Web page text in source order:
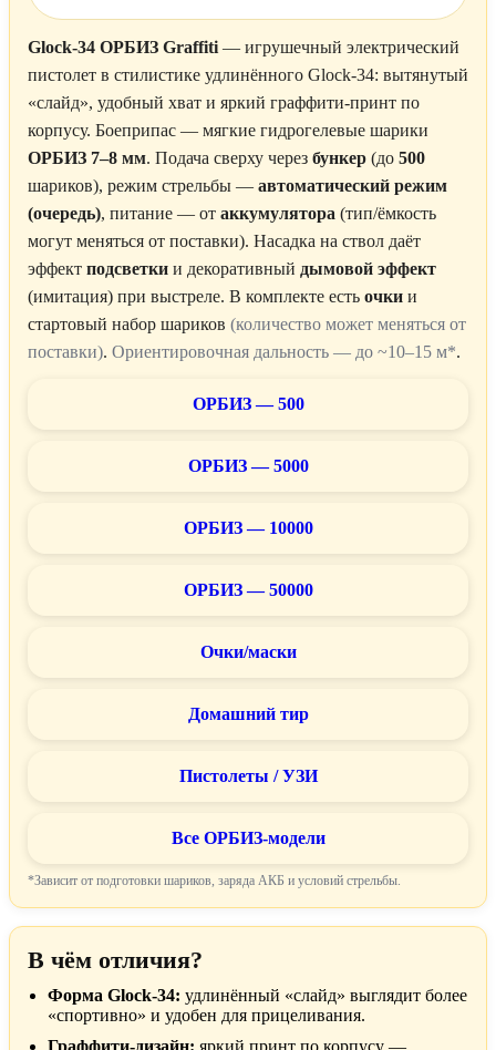
Glock-34 ОРБИЗ Graffiti — игрушечный электрический
пистолет в стилистике удлинённого Glock-34: вытянутый
«слайд», удобный хват и яркий граффити-принт по
корпусу. Боеприпас — мягкие гидрогелевые шарики
ОРБИЗ 7–8 мм. Подача сверху через бункер (до 500
шариков), режим стрельбы — автоматический режим
(очередь), питание — от аккумулятора (тип/ёмкость
могут меняться от поставки). Насадка на ствол даёт
эффект подсветки и декоративный дымовой эффект
(имитация) при выстреле. В комплекте есть очки и
стартовый набор шариков (количество может меняться от
поставки). Ориентировочная дальность — до ~10–15 м*.
ОРБИЗ — 500
ОРБИЗ — 5000
ОРБИЗ — 10000
ОРБИЗ — 50000
Очки/маски
Домашний тир
Пистолеты / УЗИ
Все ОРБИЗ-модели
*Зависит от подготовки шариков, заряда АКБ и условий стрельбы.
В чём отличия?
Форма Glock-34: удлинённый «слайд» выглядит более
«спортивно» и удобен для прицеливания.
Граффити-дизайн: яркий принт по корпусу —